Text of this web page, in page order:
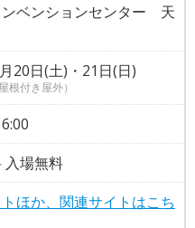
ベンションセンター 天
20日(土)・21日(日)
根付き屋外）
入場無料
ほか、関連サイトはこち